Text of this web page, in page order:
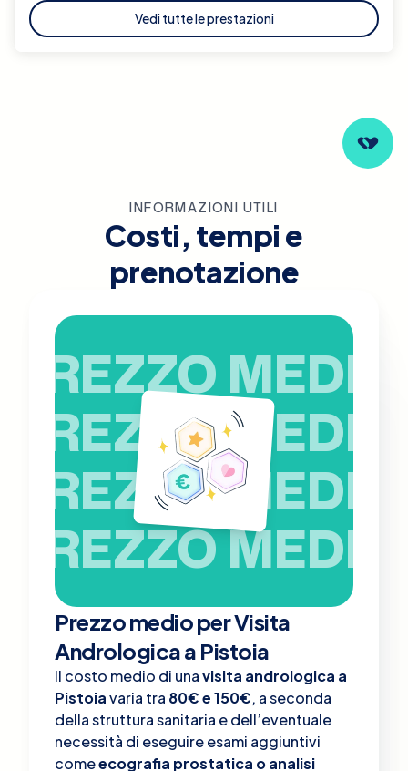
Vedi tutte le prestazioni
INFORMAZIONI UTILI
Costi, tempi e
prenotazione
PREZZO MEDIO
PREZZO MEDIO
PREZZO MEDIO
PREZZO MEDIO
Prezzo medio per Visita
Andrologica a Pistoia
Il costo medio di unavisita andrologica a
Pistoiavaria tra 80€ e 150€, a seconda
della struttura sanitaria e dell’eventuale
necessità di eseguire esami aggiuntivi
comeecografia prostatica o analisi